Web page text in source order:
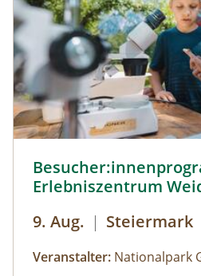
Wunschtermin.So
Termin aus dem
oder organisiere dein
NATURSCHAUSPIEL: Jede
zu individuell vereinbarten
durchgeführt werden. ⁠
Erlebniszentrum
9. Aug. | Steiermark
Veranstalter: Nationalpark